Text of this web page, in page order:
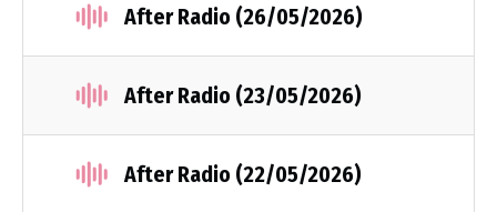
After Radio (26/05/2026)
After Radio (23/05/2026)
After Radio (22/05/2026)